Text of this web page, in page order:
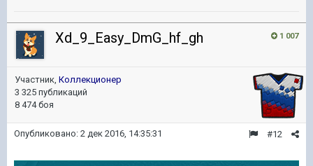
1 007
Xd_9_Easy_DmG_hf_gh
Участник, Коллекционер
3 325 публикаций
8 474 боя
#12
Опубликовано: 2 дек 2016, 14:35:31